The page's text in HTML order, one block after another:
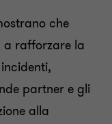
che
a rafforzare la
partner e gli
alla